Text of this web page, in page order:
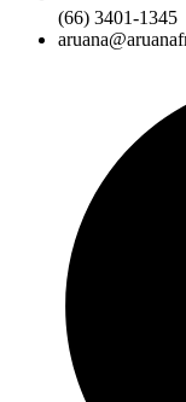
(66) 3401-1345